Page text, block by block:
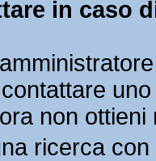
in caso
non
ricerca